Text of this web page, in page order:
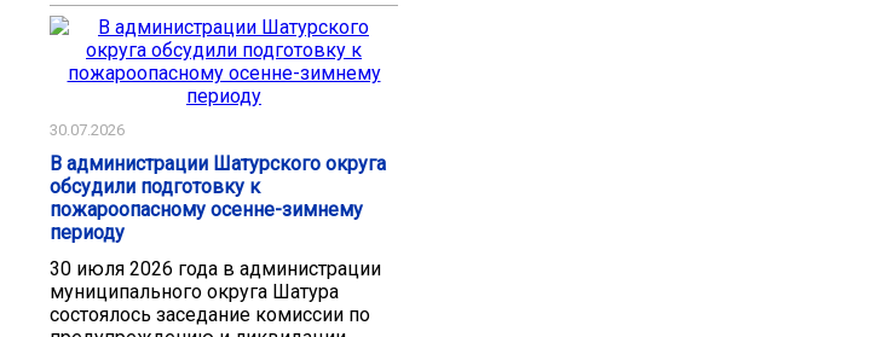
30.07.2026
В администрации Шатурского округа
обсудили подготовку к
пожароопасному осенне-зимнему
периоду
30 июля 2026 года в администрации
муниципального округа Шатура
состоялось заседание комиссии по